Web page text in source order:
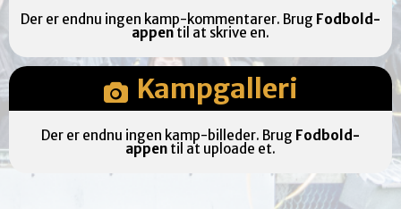
Der er endnu ingen kamp-kommentarer. Brug Fodbold-
appentil at skrive en.
Kampgalleri
Der er endnu ingen kamp-billeder. Brug Fodbold-
appen til at uploade et.